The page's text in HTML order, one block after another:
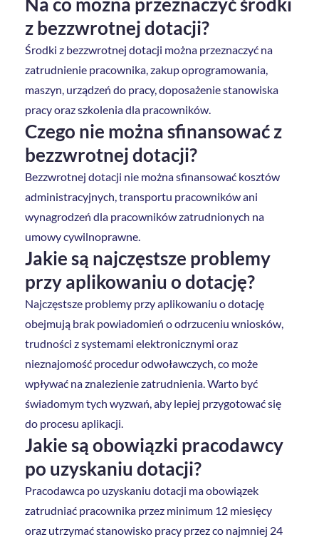
z bezzwrotnej dotacji?
Środki z bezzwrotnej dotacji można przeznaczyć na
zatrudnienie pracownika, zakup oprogramowania,
maszyn, urządzeń do pracy, doposażenie stanowiska
pracy oraz szkolenia dla pracowników.
Czego nie można sfinansować z
bezzwrotnej dotacji?
Bezzwrotnej dotacji nie można sfinansować kosztów
administracyjnych, transportu pracowników ani
wynagrodzeń dla pracowników zatrudnionych na
umowy cywilnoprawne.
Jakie są najczęstsze problemy
przy aplikowaniu o dotację?
Najczęstsze problemy przy aplikowaniu o dotację
obejmują brak powiadomień o odrzuceniu wniosków,
trudności z systemami elektronicznymi oraz
nieznajomość procedur odwoławczych, co może
wpływać na znalezienie zatrudnienia. Warto być
świadomym tych wyzwań, aby lepiej przygotować się
do procesu aplikacji.
Jakie są obowiązki pracodawcy
po uzyskaniu dotacji?
Pracodawca po uzyskaniu dotacji ma obowiązek
zatrudniać pracownika przez minimum 12 miesięcy
oraz utrzymać stanowisko pracy przez co najmniej 24